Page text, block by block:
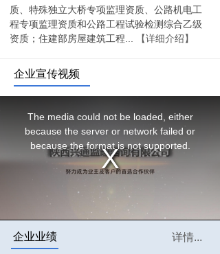
质、特殊独立大桥专项监理资质、公路机电工
程专项监理资质和公路工程试验检测综合乙级
资质；住建部房屋建筑工程
【详细介绍】
企业宣传视频
详情...
企业业绩